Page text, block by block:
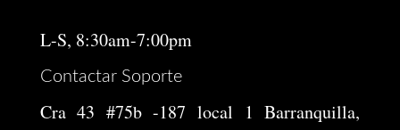
L-S, 8:30am-7:00pm
Contactar Soporte
Cra 43 #75b -187 local 1 Barranquilla,